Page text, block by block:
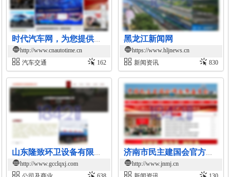
时代汽车网，为您提供最新汽车报价，汽车图片，汽车价格、汽车行情、汽车评测、汽车导购，是提供信息最快最全的汽车新闻网站
http://www.cnautotime.cn
汽车交通
162
黑龙江新闻网
https://www.hljnews.cn
新闻资讯
830
山东隆致环卫设备有限公司官网
http://www.gcclqxj.com
济南市民主建国会官方网站
http://www.jnmj.cn